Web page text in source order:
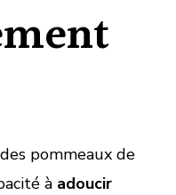
pommeaux de
à adoucir